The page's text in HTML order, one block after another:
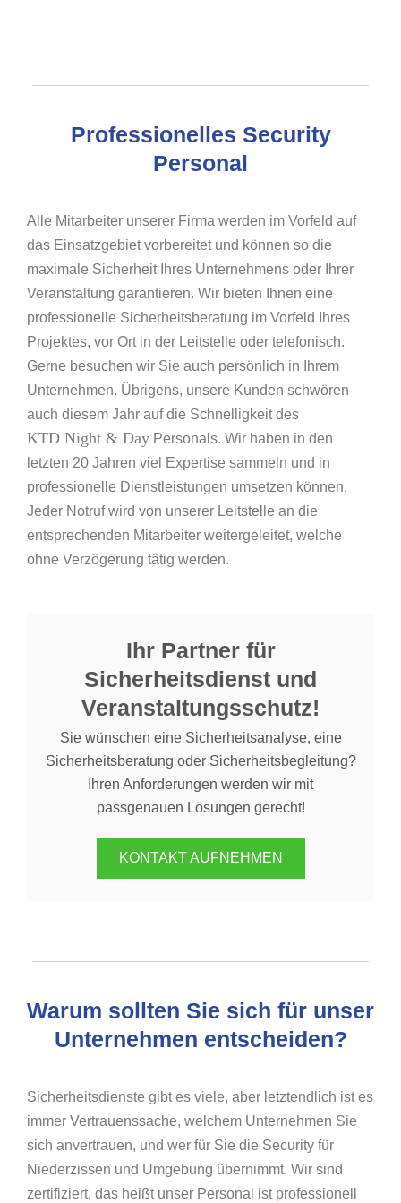
Professionelles Security
Personal
Alle Mitarbeiter unserer Firma werden im Vorfeld auf
das Einsatzgebiet vorbereitet und können so die
maximale Sicherheit Ihres Unternehmens oder Ihrer
Veranstaltung garantieren. Wir bieten Ihnen eine
professionelle Sicherheitsberatung im Vorfeld Ihres
Projektes, vor Ort in der Leitstelle oder telefonisch.
Gerne besuchen wir Sie auch persönlich in Ihrem
Unternehmen. Übrigens, unsere Kunden schwören
auch diesem Jahr auf die Schnelligkeit des
KTD Night & Day Personals. Wir haben in den
letzten 20 Jahren viel Expertise sammeln und in
professionelle Dienstleistungen umsetzen können.
Jeder Notruf wird von unserer Leitstelle an die
entsprechenden Mitarbeiter weitergeleitet, welche
ohne Verzögerung tätig werden.
Ihr Partner für
Sicherheitsdienst und
Veranstaltungsschutz!
Sie wünschen eine Sicherheitsanalyse, eine
Sicherheitsberatung oder Sicherheitsbegleitung?
Ihren Anforderungen werden wir mit
passgenauen Lösungen gerecht!
KONTAKT AUFNEHMEN
Warum sollten Sie sich für unser
Unternehmen entscheiden?
Sicherheitsdienste gibt es viele, aber letztendlich ist es
immer Vertrauenssache, welchem Unternehmen Sie
sich anvertrauen, und wer für Sie die Security für
Niederzissen und Umgebung übernimmt. Wir sind
zertifiziert, das heißt unser Personal ist professionell